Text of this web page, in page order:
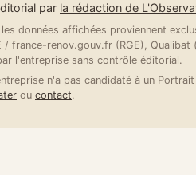
par la rédaction de
données affichées proviennent
/ france-renov.gouv.fr (RGE),
l'entreprise sans contrôle éditorial.
n'a pas candidaté à un
ou contact.